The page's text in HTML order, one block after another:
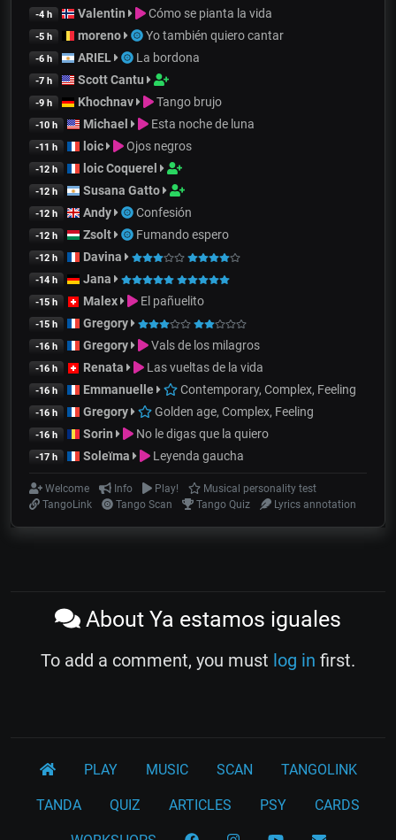
-4 h Valentin Cómo se pianta la vida
-5 h moreno Yo también quiero cantar
-6 h ARIEL La bordona
-7 h Scott Cantu
-9 h Khochnav Tango brujo
-10 h Michael Esta noche de luna
-11 h loic Ojos negros
-12 h loic Coquerel
-12 h Susana Gatto
-12 h Andy Confesión
-12 h Zsolt Fumando espero
-12 h Davina
-14 h Jana
-15 h Malex El pañuelito
-15 h Gregory
-16 h Gregory Vals de los milagros
-16 h Renata Las vueltas de la vida
-16 h Emmanuelle Contemporary, Complex, Feeling
-16 h Gregory Golden age, Complex, Feeling
-16 h Sorin No le digas que la quiero
-17 h Soleïma Leyenda gaucha
Welcome Info Play!
Musical personality test
TangoLink
Tango Scan Tango Quiz Lyrics annotation
About Ya estamos iguales
To add a comment, you must log in first.
PLAY MUSIC SCAN TANGOLINK
TANDA QUIZ ARTICLES PSY CARDS